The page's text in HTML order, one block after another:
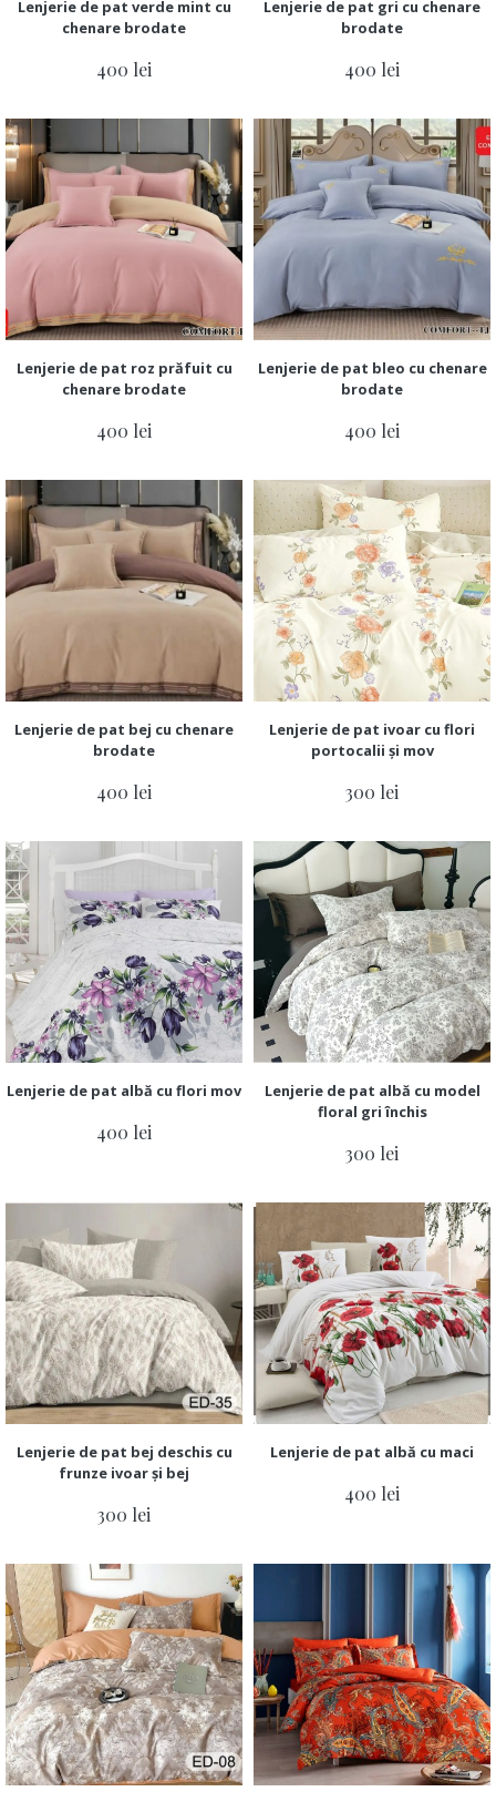
Lenjerie de pat verde mint cu
chenare brodate
400 lei
Lenjerie de pat gri cu chenare
brodate
400 lei
Lenjerie de pat roz prăfuit cu
chenare brodate
400 lei
Lenjerie de pat bleo cu chenare
brodate
400 lei
Lenjerie de pat bej cu chenare
brodate
400 lei
Lenjerie de pat ivoar cu flori
portocalii și mov
300 lei
Lenjerie de pat albă cu flori mov
400 lei
Lenjerie de pat albă cu model
floral gri închis
300 lei
Lenjerie de pat bej deschis cu
frunze ivoar și bej
300 lei
Lenjerie de pat albă cu maci
400 lei